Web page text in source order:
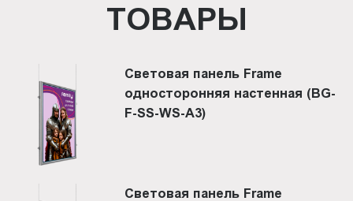
ТОВАРЫ
Световая панель Frame
односторонняя настенная (BG-
F-SS-WS-A3)
Световая панель Frame